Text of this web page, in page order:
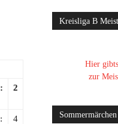
: 2
: 4
Kreisliga B
Hier
zur